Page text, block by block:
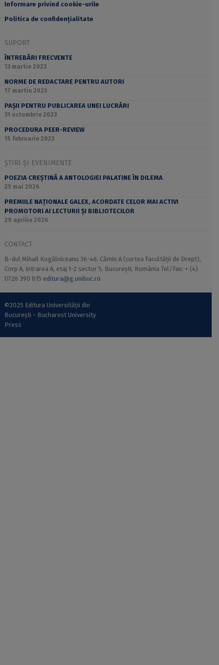
Informare privind cookie-urile
Politica de confidențialitate
SUPORT
ÎNTREBĂRI FRECVENTE
13 martie 2023
NORME DE REDACTARE PENTRU AUTORI
17 martie 2023
PAȘII PENTRU PUBLICAREA UNEI LUCRĂRI
31 octombrie 2023
PROCEDURA PEER-REVIEW
15 februarie 2023
ȘTIRI ȘI EVENIMENTE
POEZIA CREȘTINĂ A ANTOLOGIEI PALATINE ÎN DILEMA
25 mai 2026
PREMIILE NAȚIONALE GALEX, ACORDATE CELOR MAI ACTIVI
PROMOTORI AI LECTURII ȘI BIBLIOTECILOR
29 aprilie 2026
CONTACT
B-dul Mihail Kogălniceanu 36-46, Cămin A (curtea Facultății de Drept),
Corp A, Intrarea A, etaj 1-2 sector 5, București, România Tel/Fax: + (4)
0726 390 815 editura@g.unibuc.ro
©2025 Editura Universității din
București - Bucharest University
Press